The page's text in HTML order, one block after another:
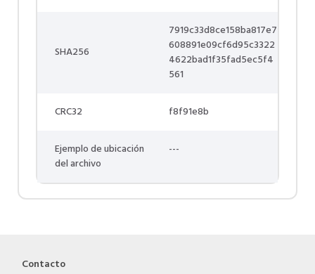
SHA256
7919c33d8ce158ba817e7
608891e09cf6d95c3322
4622bad1f35fad5ec5f4
561
CRC32 f8f91e8b
Ejemplo de ubicación
del archivo
---
Contacto